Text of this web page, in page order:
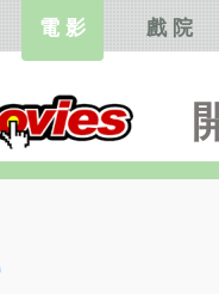
電 影 戲 院